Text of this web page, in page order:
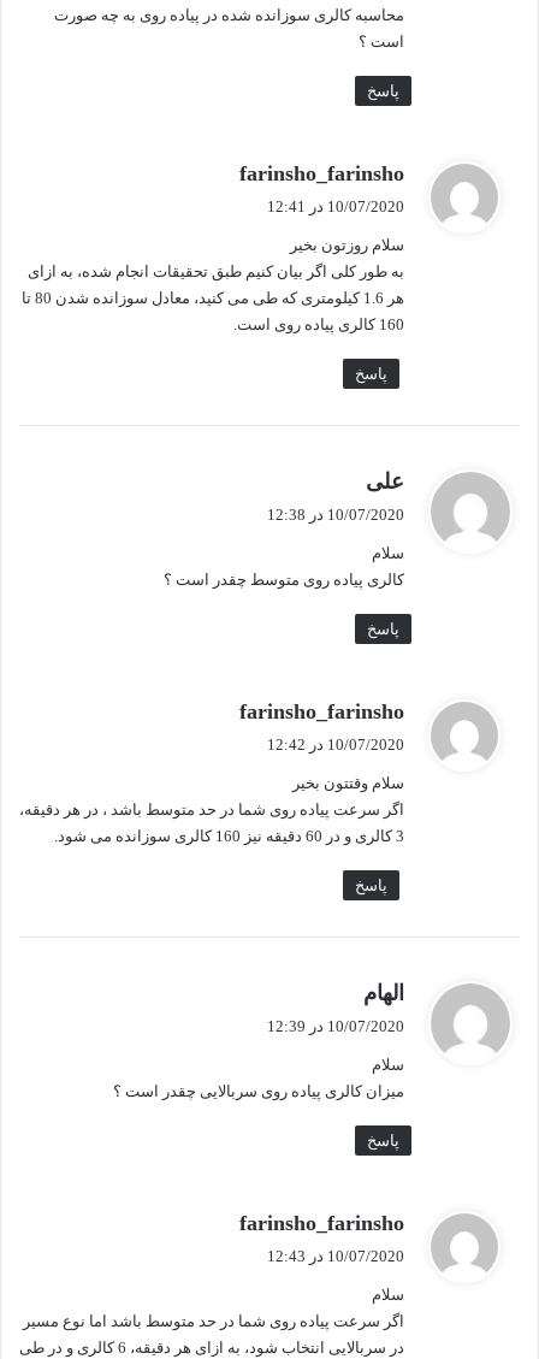
محاسبه کالری سوزانده شده در پیاده روی به چه صورت
است ؟
پاسخ
farinsho_farinsho
10/07/2020 در 12:41
سلام روزتون بخیر
به طور کلی اگر بیان کنیم طبق تحقیقات انجام شده، به ازای
هر 1.6 کیلومتری که طی می کنید، معادل سوزانده شدن 80 تا
160 کالری پیاده روی است.
پاسخ
علی
10/07/2020 در 12:38
سلام
کالری پیاده روی متوسط چقدر است ؟
پاسخ
farinsho_farinsho
10/07/2020 در 12:42
سلام وقتتون بخیر
اگر سرعت پیاده روی شما در حد متوسط باشد ، در هر دقیقه،
3 کالری و در 60 دقیقه نیز 160 کالری سوزانده می شود.
پاسخ
الهام
10/07/2020 در 12:39
سلام
میزان کالری پیاده روی سربالایی چقدر است ؟
پاسخ
farinsho_farinsho
10/07/2020 در 12:43
سلام
اگر سرعت پیاده روی شما در حد متوسط باشد اما نوع مسیر
در سربالایی انتخاب شود، به ازای هر دقیقه، 6 کالری و در طی